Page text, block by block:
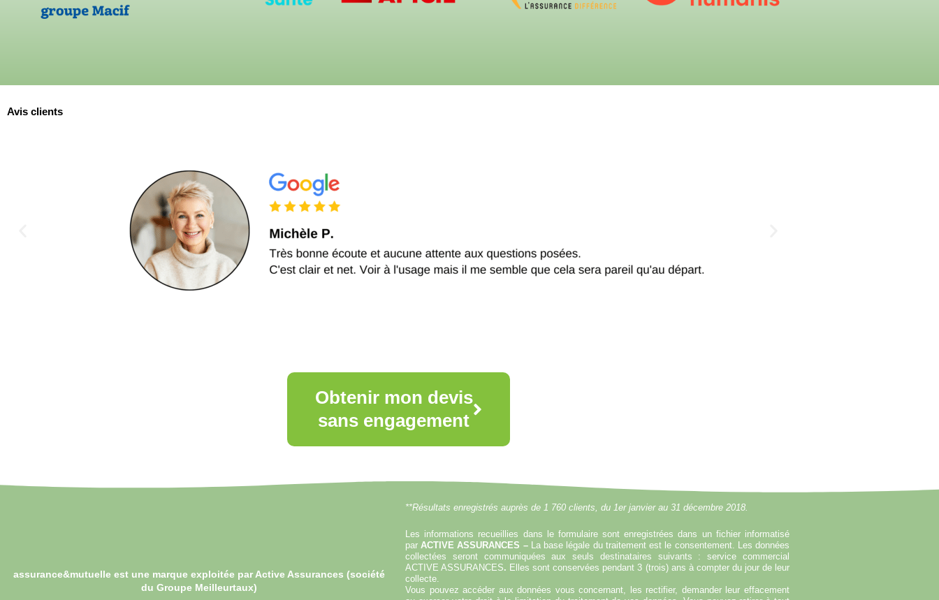
Avis clients
Obtenir mon devis
sans engagement
assurance&mutuelle est une marque exploitée par Active Assurances (société
du Groupe Meilleurtaux)
**Résultats enregistrés auprès de 1 760 clients, du 1er janvier au 31 décembre 2018.
Les informations recueillies dans le formulaire sont enregistrées dans un fichier informatisé
parACTIVE ASSURANCES – La base légale du traitement est le consentement. Les données
collectées seront communiquées aux seuls destinataires suivants : service commercial
ACTIVE ASSURANCES. Elles sont conservées pendant 3 (trois) ans à compter du jour de leur
collecte.
Vous pouvez accéder aux données vous concernant, les rectifier, demander leur effacement